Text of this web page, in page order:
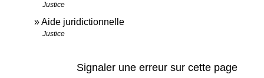
Justice
Aide juridictionnelle
Justice
Signaler une erreur sur cette page